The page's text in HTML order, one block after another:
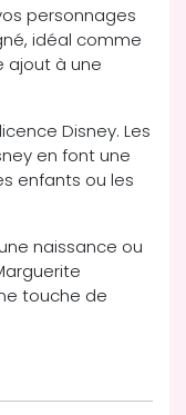
personnages
idéal comme
ajout à une
Disney. Les
en font une
enfants ou les
naissance ou
touche de